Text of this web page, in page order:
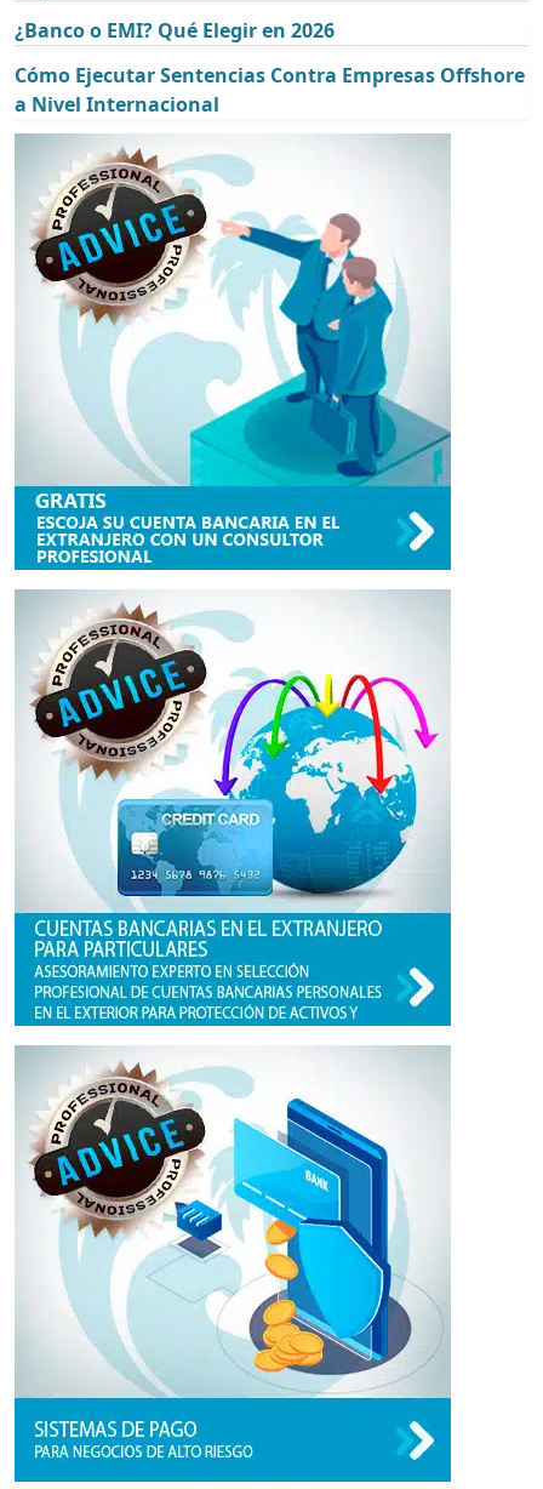
¿Banco o EMI? Qué Elegir en 2026
Cómo Ejecutar Sentencias Contra Empresas Offshore
a Nivel Internacional